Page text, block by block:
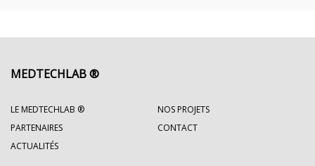
MEDTECHLAB ®
LE MEDTECHLAB ®
NOS PROJETS
PARTENAIRES
CONTACT
ACTUALITÉS